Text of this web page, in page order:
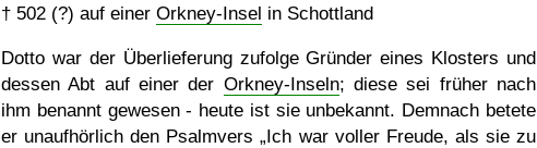
† 502 (?) auf einer Orkney-Insel in Schottland
Dotto war der Überlieferung zufolge Gründer eines Klosters und
dessen Abt auf einer der Orkney-Inseln; diese sei früher nach
ihm benannt gewesen - heute ist sie unbekannt. Demnach betete
er unaufhörlich den Psalmvers Ich war voller Freude, als sie zu